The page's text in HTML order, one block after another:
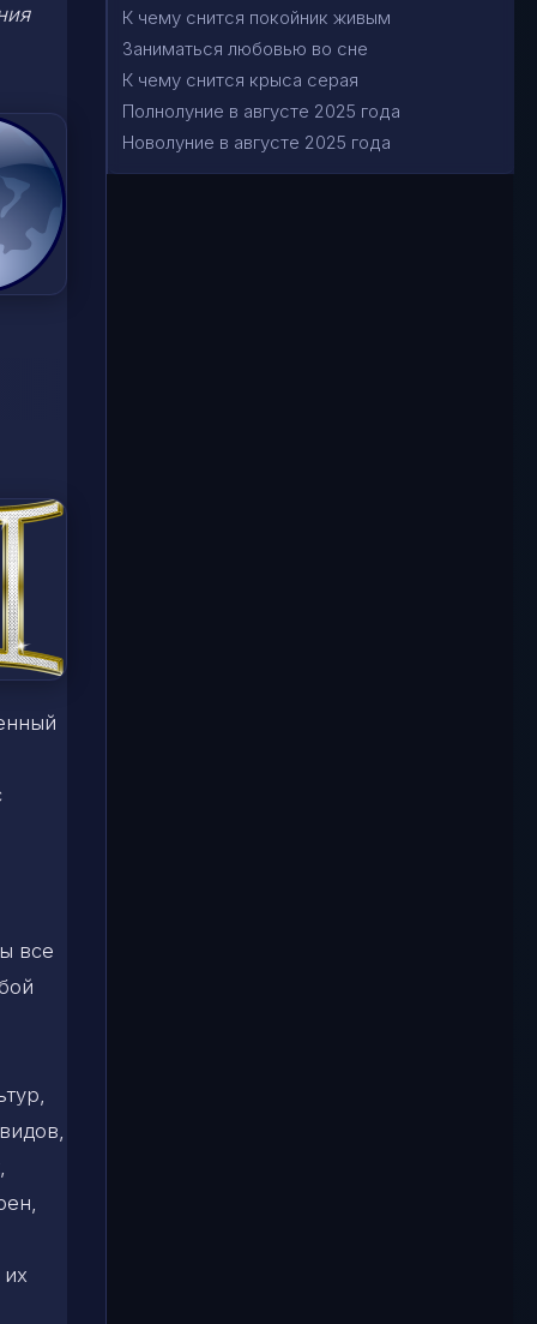
все
К чему снится покойник живым
Заниматься любовью во сне
К чему снится крыса серая
Полнолуние в августе 2025 года
Новолуние в августе 2025 года